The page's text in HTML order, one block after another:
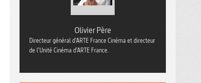
Olivier Père
Directeur général d’ARTE France Cinéma et directeur
de l’Unité Cinéma d’ARTE France.